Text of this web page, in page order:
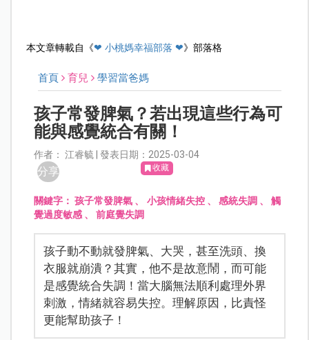
本文章轉載自《❤ 小桃媽幸福部落 ❤》部落格
首頁 育兒 學習當爸媽
孩子常發脾氣？若出現這些行為可
能與感覺統合有關！
作者： 江睿毓 | 發表日期：2025-03-04
分享 收藏
關鍵字：孩子常發脾氣 、 小孩情緒失控、 感統失調 、 觸
覺過度敏感 、前庭覺失調
孩子動不動就發脾氣、大哭，甚至洗頭、換
衣服就崩潰？其實，他不是故意鬧，而可能
是感覺統合失調！當大腦無法順利處理外界
刺激，情緒就容易失控。理解原因，比責怪
更能幫助孩子！